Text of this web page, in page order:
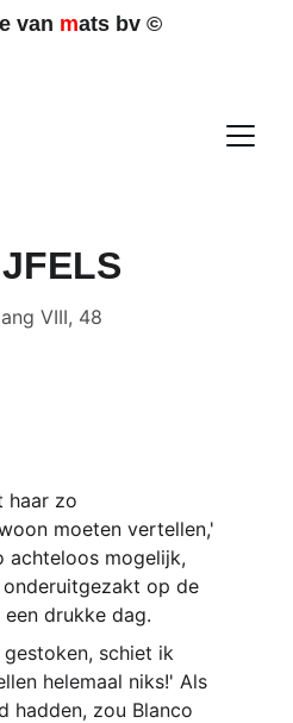
van mats bv ©
VIII, 48
haar zo
moeten vertellen,'
achteloos mogelijk,
op de
drukke dag.
schiet ik
helemaal niks!' Als
hadden, zou Blanco